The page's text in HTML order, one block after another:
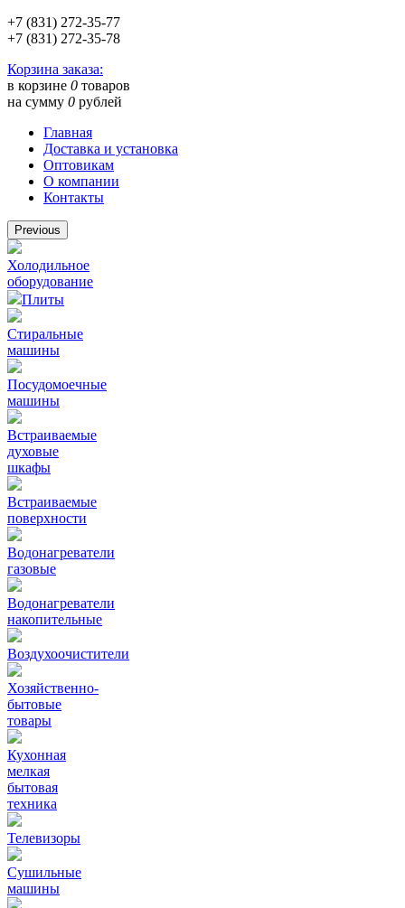
+7 (831) 272-35-77
+7 (831) 272-35-78
Корзина заказа:
в корзине 0 товаров
на сумму 0 рублей
Главная
Доставка и установка
Оптовикам
О компании
Контакты
Previous
Холодильное
оборудование
Плиты
Стиральные
машины
Посудомоечные
машины
Встраиваемые
духовые
шкафы
Встраиваемые
поверхности
Водонагреватели
газовые
Водонагреватели
накопительные
Воздухоочистители
Хозяйственно-
бытовые
товары
Кухонная
мелкая
бытовая
техника
Телевизоры
Сушильные
машины